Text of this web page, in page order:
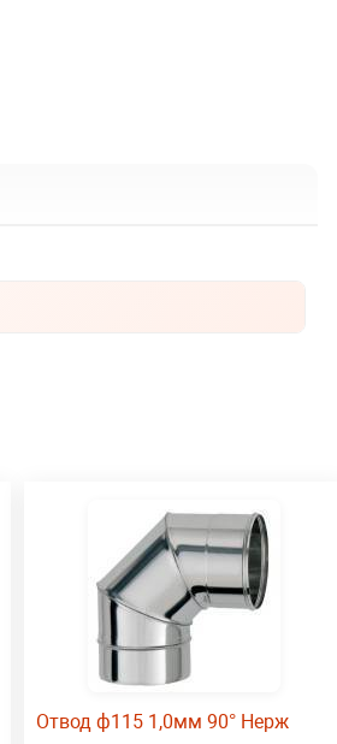
Отвод ф115 1,0мм 90° Нерж